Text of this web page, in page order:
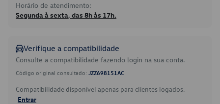
Horário de atendimento:
Segunda à sexta, das 8h às 17h.
Verifique a compatibilidade
Consulte a compatibilidade fazendo login na sua conta.
Código original consultado: JZZ698151AC
Compatibilidade disponível apenas para clientes logados.
Entrar